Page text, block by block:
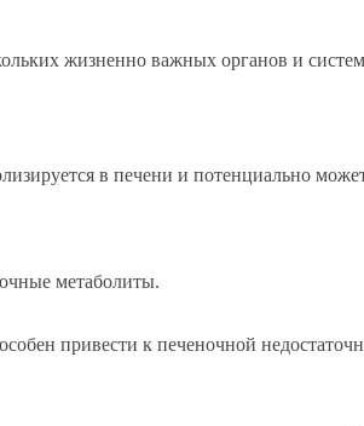
жизненно важных органов и
в печени и потенциально может
метаболиты.
привести к печеночной